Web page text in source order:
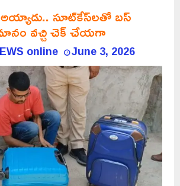
సూట్‌కేస్‌లతో బస్
వచ్చి చెక్‌ చేయగా
online June 3, 2026